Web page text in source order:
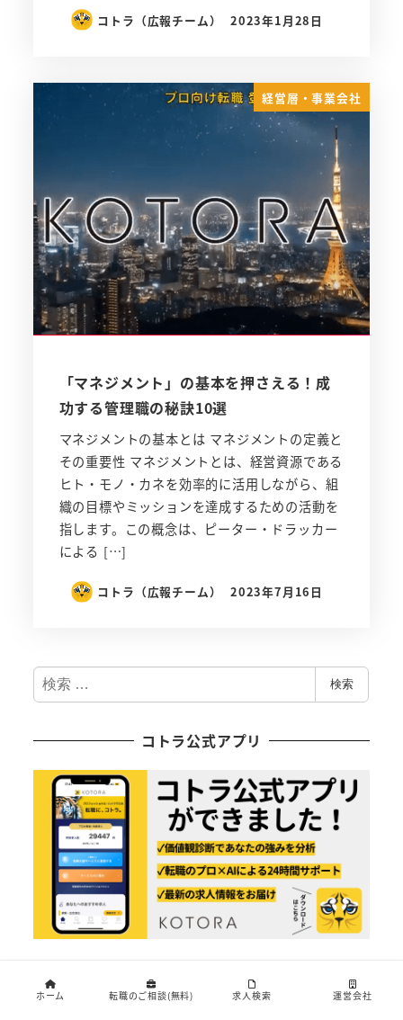
コトラ（広報チーム） 2023年1月28日
経営層・事業会社
「マネジメント」の基本を押さえる！成
功する管理職の秘訣10選
マネジメントの基本とは マネジメントの定義と
その重要性 マネジメントとは、経営資源である
ヒト・モノ・カネを効率的に活用しながら、組
織の目標やミッションを達成するための活動を
指します。この概念は、ピーター・ドラッカー
による […]
コトラ（広報チーム） 2023年7月16日
検
索
検索
コトラ公式アプリ
インタビュー特集
ホーム 転職のご相談(無料) 求人検索 運営会社